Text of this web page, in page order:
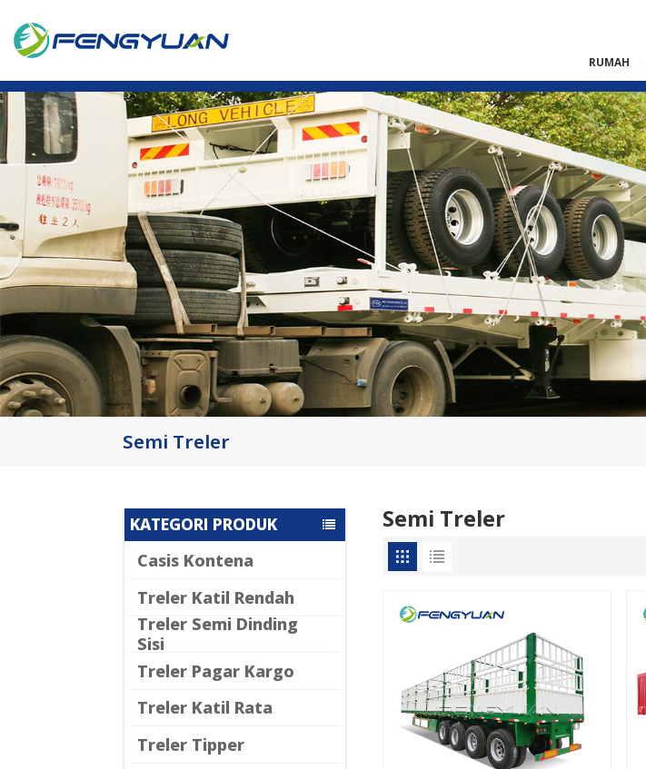
RUMAH
Semi Treler
KATEGORI PRODUK
Casis Kontena
Treler Katil Rendah
Treler Semi Dinding
Sisi
Treler Pagar Kargo
Treler Katil Rata
Treler Tipper
Semi Treler